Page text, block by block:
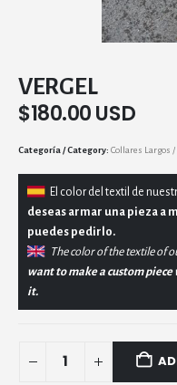
VERGEL
$180.00 USD
Category: Collares Largos /
El color del textil de
deseas armar una pieza a
puedes pedirlo.
The color of the textile of
want to make a custom
it.